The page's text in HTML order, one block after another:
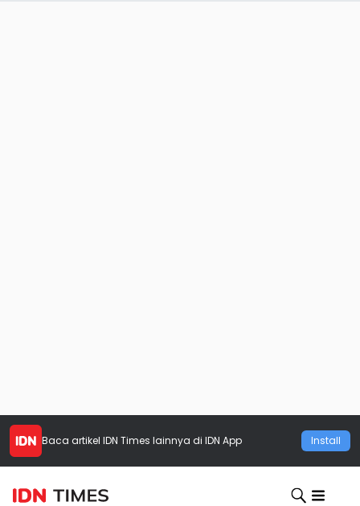
Baca artikel IDN Times lainnya di IDN App Install